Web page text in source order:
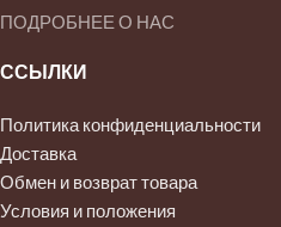
ПОДРОБНЕЕ О НАС
ССЫЛКИ
Политика конфиденциальности
Доставка
Обмен и возврат товара
Условия и положения